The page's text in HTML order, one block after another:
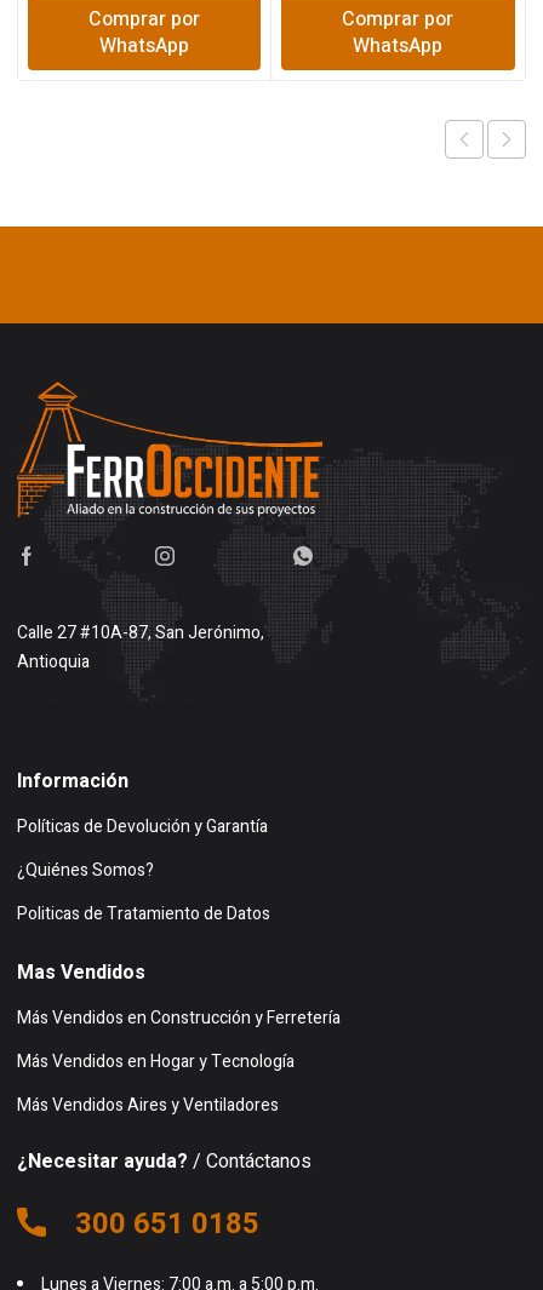
Comprar por
WhatsApp
Comprar por
WhatsApp
Calle 27 #10A-87, San Jerónimo,
Antioquia
Información
Políticas de Devolución y Garantía
¿Quiénes Somos?
Politicas de Tratamiento de Datos
Mas Vendidos
Más Vendidos en Construcción y Ferretería
Más Vendidos en Hogar y Tecnología
Más Vendidos Aires y Ventiladores
¿Necesitar ayuda? / Contáctanos
300 651 0185
Lunes a Viernes: 7:00 a.m. a 5:00 p.m.